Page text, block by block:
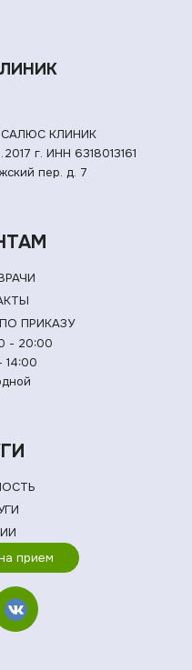
САЛЮС КЛИНИК
г. ИНН 6318013161
пер. д. 7
ПРИКАЗУ
- 20:00
прием